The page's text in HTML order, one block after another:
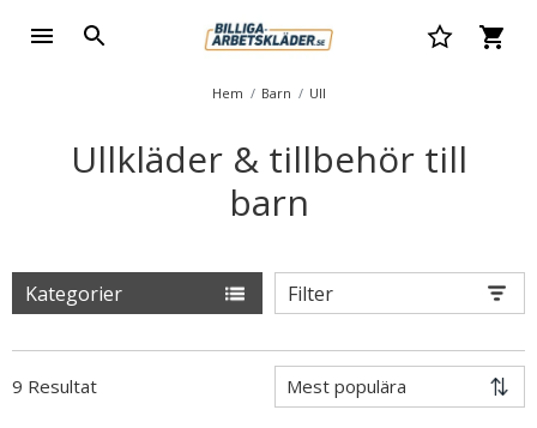
Hem Barn Ull
Ullkläder & tillbehör till
barn
Kategorier Filter
9 Resultat